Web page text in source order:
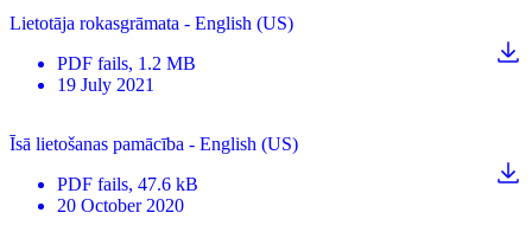
Lietotāja rokasgrāmata - English (US)
PDF fails, 1.2 MB
19 July 2021
Īsā lietošanas pamācība - English (US)
PDF fails, 47.6 kB
20 October 2020